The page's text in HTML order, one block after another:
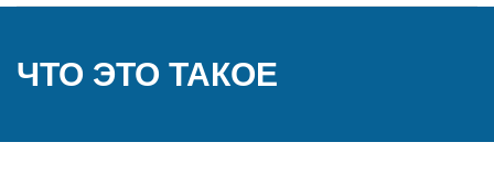
ЧТО ЭТО ТАКОЕ